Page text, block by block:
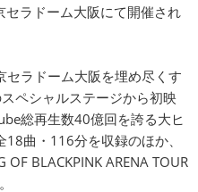
ラドーム大阪にて開催され
ラドーム大阪を埋め尽くす
ペシャルステージから初映
総再生数40億回を誇る大ヒ
曲・116分を収録のほか、
BLACKPINK ARENA TOUR